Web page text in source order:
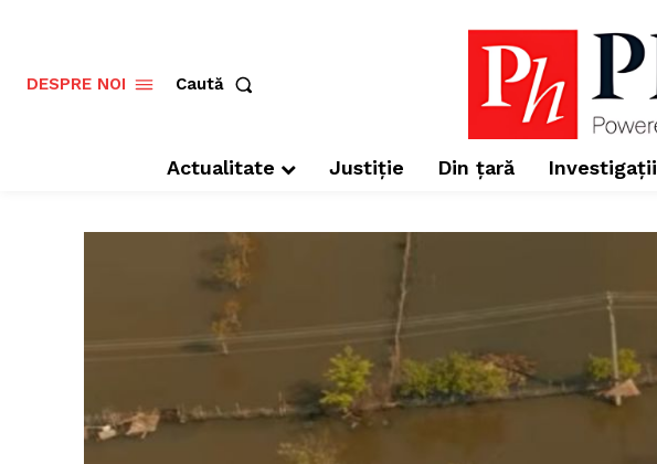
DESPRE NOI Caută
Actualitate Justiție Din țară Investigații